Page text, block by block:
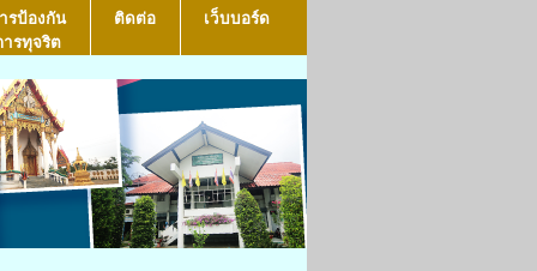
รป้องกัน
ารทุจริต
ติดต่อ เว็บบอร์ด